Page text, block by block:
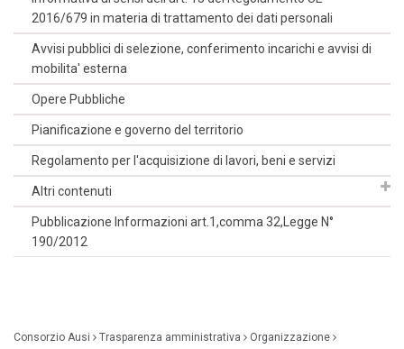
2016/679 in materia di trattamento dei dati personali
Avvisi pubblici di selezione, conferimento incarichi e avvisi di
mobilita' esterna
Opere Pubbliche
Pianificazione e governo del territorio
Regolamento per l'acquisizione di lavori, beni e servizi
Altri contenuti
Pubblicazione Informazioni art.1,comma 32,Legge N°
190/2012
Consorzio Ausi Trasparenza amministrativa Organizzazione